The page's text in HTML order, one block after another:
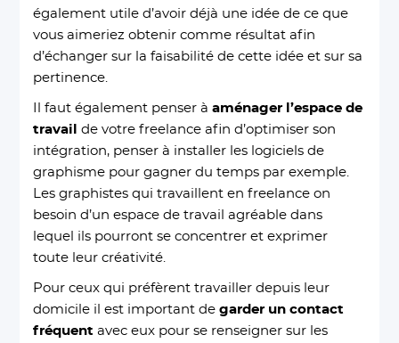
également utile d’avoir déjà une idée de ce que
vous aimeriez obtenir comme résultat afin
d’échanger sur la faisabilité de cette idée et sur sa
pertinence.
Il faut également penser àaménager l’espace de
travail
de votre freelance afin d’optimiser son
intégration, penser à installer les logiciels de
graphisme pour gagner du temps par exemple.
Les graphistes qui travaillent en freelance on
besoin d’un espace de travail agréable dans
lequel ils pourront se concentrer et exprimer
toute leur créativité.
Pour ceux qui préfèrent travailler depuis leur
domicile il est important de garder un contact
fréquent avec eux pour se renseigner sur les